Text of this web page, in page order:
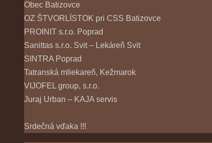
Obec Batizovce
OZ ŠTVORLÍSTOK pri CSS Batizovce
PROINIT s.r.o. Poprad
Sanittas s.r.o. Svit – Lekáreň Svit
SINTRA Poprad
Tatranská mliekareň, Kežmarok
VIJOFEL group, s.r.o.
Juraj Urban – KAJA servis
Srdečná vďaka !!!